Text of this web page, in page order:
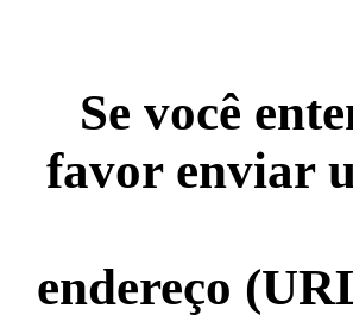
Se você
favor enviar
endereço